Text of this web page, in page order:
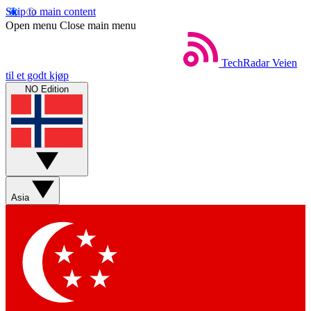
Skip to main content
Open menu Close main menu
TechRadar Veien
til et godt kjøp
NO Edition
Asia